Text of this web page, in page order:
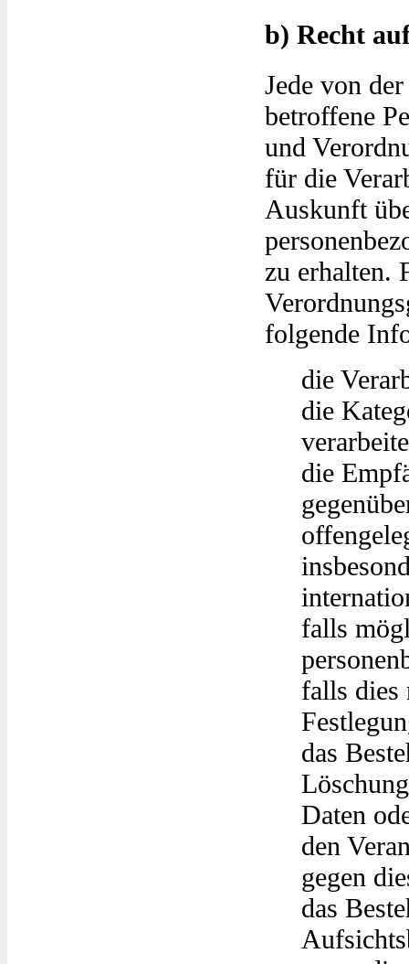
b) Recht
Jede von
betroffene
und
für die
Auskunft
zu erhalten.
folgende
die
die
die
falls
falls
das
Daten
den
gegen
das